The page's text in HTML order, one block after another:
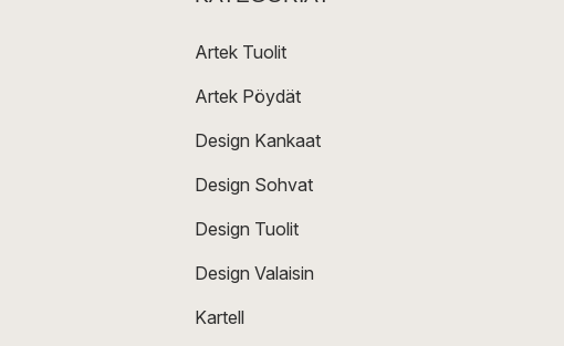
Artek Tuolit
Artek Pöydät
Design Kankaat
Design Sohvat
Design Tuolit
Design Valaisin
Kartell